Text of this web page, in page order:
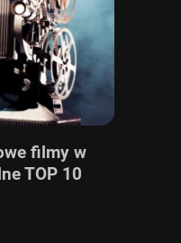
filmy w
TOP 10